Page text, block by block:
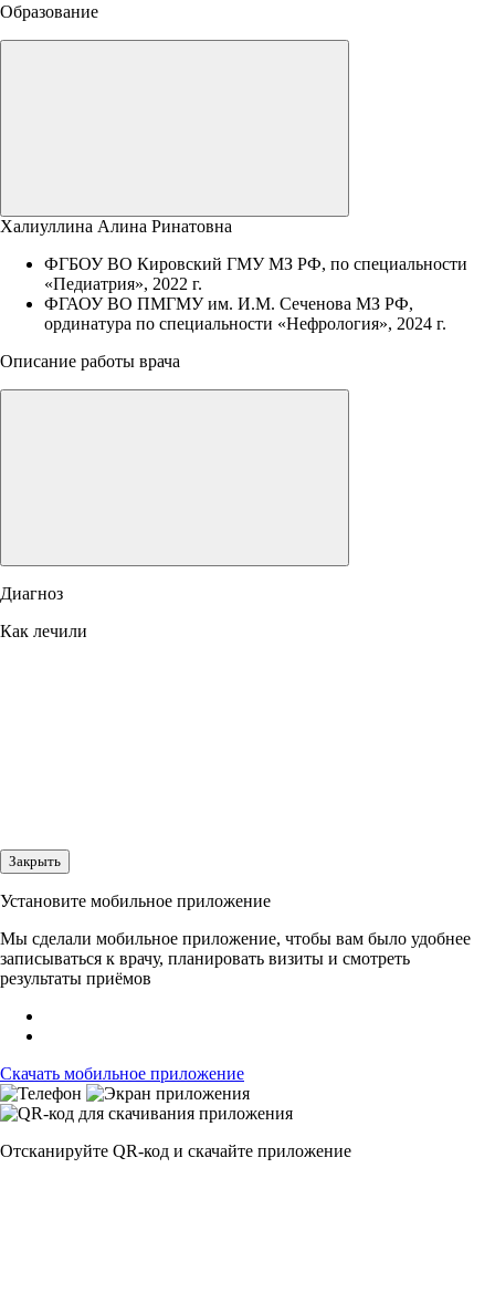
Образование
Халиуллина Алина Ринатовна
ФГБОУ ВО Кировский ГМУ МЗ РФ, по специальности
«Педиатрия», 2022 г.
ФГАОУ ВО ПМГМУ им. И.М. Сеченова МЗ РФ,
ординатура по специальности «Нефрология», 2024 г.
Описание работы врача
Диагноз
Как лечили
Закрыть
Установите мобильное приложение
Мы сделали мобильное приложение, чтобы вам было удобнее
записываться к врачу, планировать визиты и смотреть
результаты приёмов
Скачать мобильное приложение
Отсканируйте QR-код и скачайте приложение